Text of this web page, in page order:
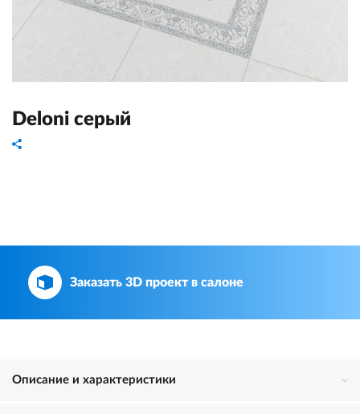
Deloni серый
Заказать 3D проект в салоне
Описание и характеристики